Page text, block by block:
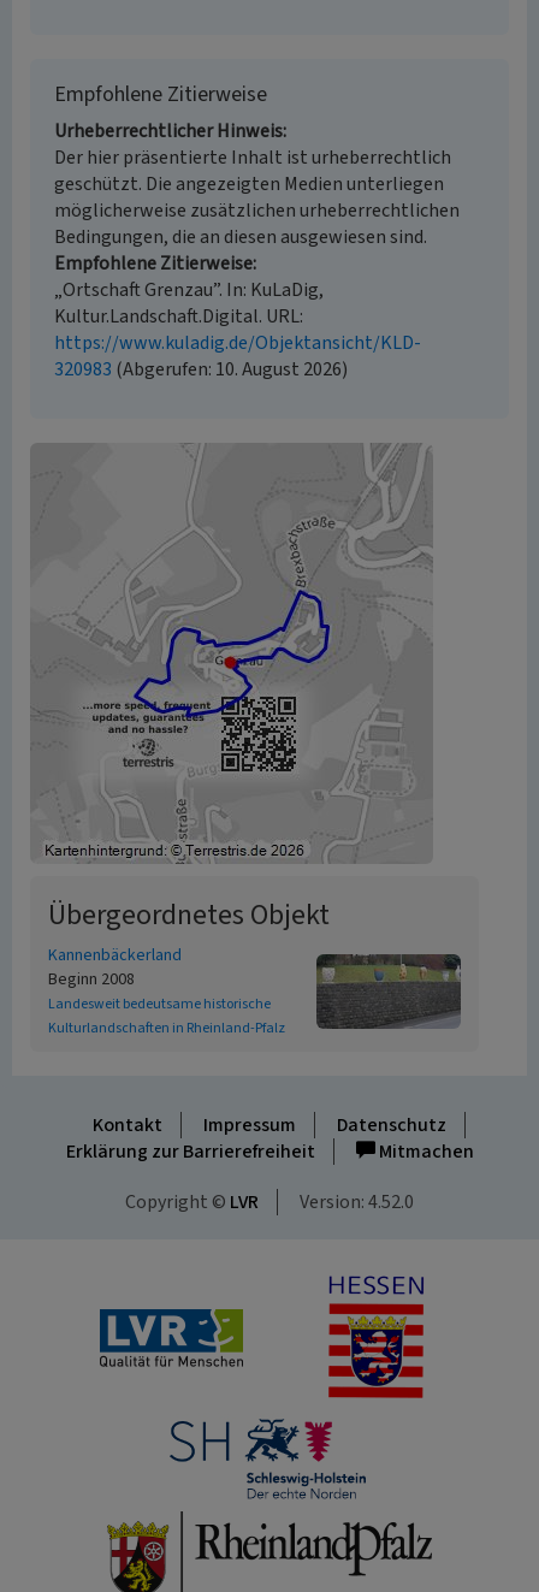
Empfohlene Zitierweise
Urheberrechtlicher Hinweis
Der hier präsentierte Inhalt ist urheberrechtlich
geschützt. Die angezeigten Medien unterliegen
möglicherweise zusätzlichen urheberrechtlichen
Bedingungen, die an diesen ausgewiesen sind.
Empfohlene Zitierweise
„Ortschaft Grenzau”. In: KuLaDig,
Kultur.Landschaft.Digital. URL:
https://www.kuladig.de/Objektansicht/KLD-
320983 (Abgerufen: 10. August 2026)
Übergeordnetes Objekt
Kannenbäckerland
Beginn 2008
Landesweit bedeutsame historische
Kulturlandschaften in Rheinland-Pfalz
Kontakt Impressum
Datenschutz
Erklärung zur Barrierefreiheit
Mitmachen
Copyright © LVR Version: 4.52.0